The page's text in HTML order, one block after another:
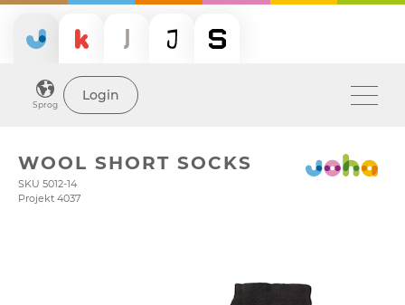
Sprog
Login
WOOL SHORT SOCKS
SKU 5012-14
Projekt 4037